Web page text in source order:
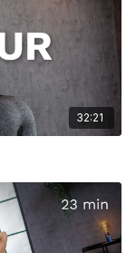
32:21